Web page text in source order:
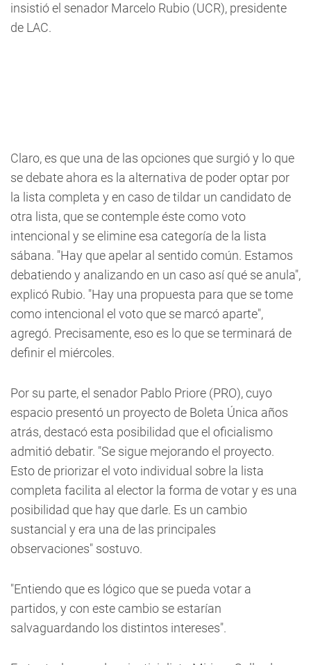
insistió el senador Marcelo Rubio (UCR), presidente
de LAC.
Claro, es que una de las opciones que surgió y lo que
se debate ahora es la alternativa de poder optar por
la lista completa y en caso de tildar un candidato de
otra lista, que se contemple éste como voto
intencional y se elimine esa categoría de la lista
sábana. "Hay que apelar al sentido común. Estamos
debatiendo y analizando en un caso así qué se anula",
explicó Rubio. "Hay una propuesta para que se tome
como intencional el voto que se marcó aparte",
agregó. Precisamente, eso es lo que se terminará de
definir el miércoles.
Por su parte, el senador Pablo Priore (PRO), cuyo
espacio presentó un proyecto de Boleta Única años
atrás, destacó esta posibilidad que el oficialismo
admitió debatir. "Se sigue mejorando el proyecto.
Esto de priorizar el voto individual sobre la lista
completa facilita al elector la forma de votar y es una
posibilidad que hay que darle. Es un cambio
sustancial y era una de las principales
observaciones" sostuvo.
"Entiendo que es lógico que se pueda votar a
partidos, y con este cambio se estarían
salvaguardando los distintos intereses".